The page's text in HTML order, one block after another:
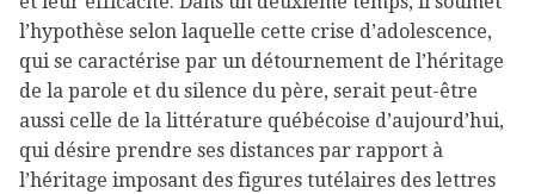
l’hypothèse selon laquelle cette crise d’adolescence,
qui se caractérise par un détournement de l’héritage
de la parole et du silence du père, serait peut-être
aussi celle de la littérature québécoise d’aujourd’hui,
qui désire prendre ses distances par rapport à
l’héritage imposant des figures tutélaires des lettres